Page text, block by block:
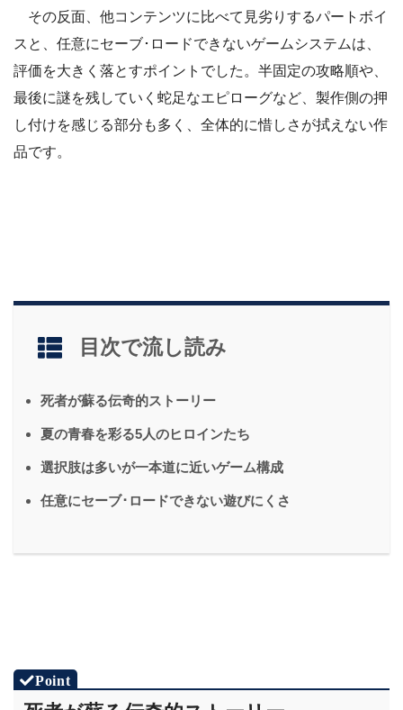
その反面、他コンテンツに比べて見劣りするパートボイ
スと、任意にセーブ･ロードできないゲームシステムは、
評価を大きく落とすポイントでした。半固定の攻略順や、
最後に謎を残していく蛇足なエピローグなど、製作側の押
し付けを感じる部分も多く、全体的に惜しさが拭えない作
品です。
目次で流し読み
死者が蘇る伝奇的ストーリー
夏の青春を彩る5人のヒロインたち
選択肢は多いが一本道に近いゲーム構成
任意にセーブ･ロードできない遊びにくさ